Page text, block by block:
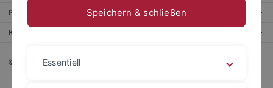
Portale
Kontaktinfo
© 2026 Eberhard Karls Universität Tübingen, Tübingen
Speichern & schließen
Essentiell